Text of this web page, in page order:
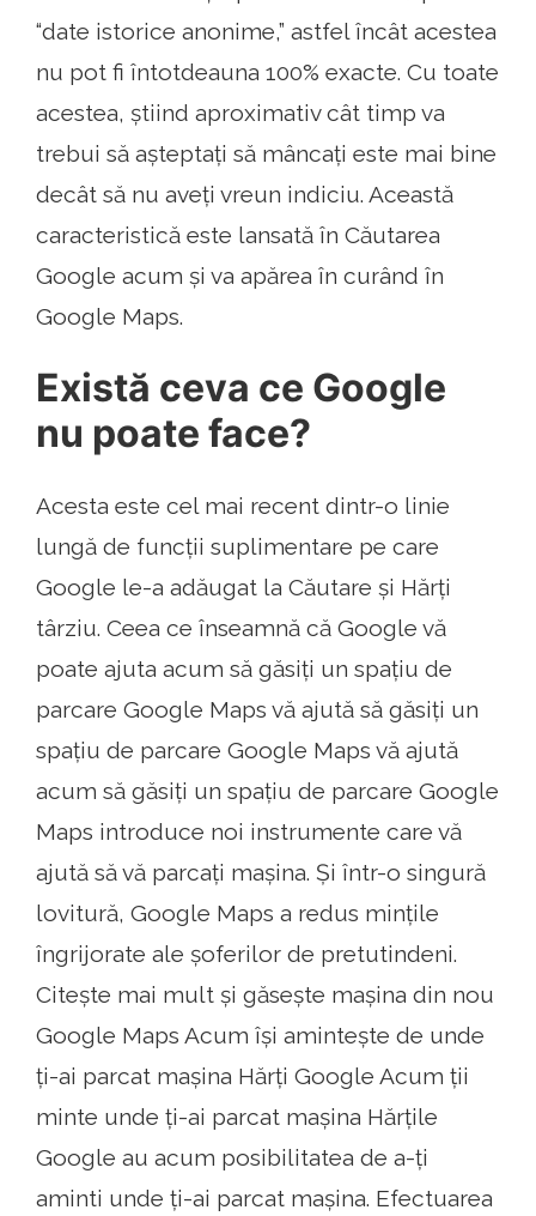
“date istorice anonime,” astfel încât acestea
nu pot fi întotdeauna 100% exacte. Cu toate
acestea, știind aproximativ cât timp va
trebui să așteptați să mâncați este mai bine
decât să nu aveți vreun indiciu. Această
caracteristică este lansată în Căutarea
Google acum și va apărea în curând în
Google Maps.
Există ceva ce Google
nu poate face?
Acesta este cel mai recent dintr-o linie
lungă de funcții suplimentare pe care
Google le-a adăugat la Căutare și Hărți
târziu. Ceea ce înseamnă că Google vă
poate ajuta acum să găsiți un spațiu de
parcare Google Maps vă ajută să găsiți un
spațiu de parcare Google Maps vă ajută
acum să găsiți un spațiu de parcare Google
Maps introduce noi instrumente care vă
ajută să vă parcați mașina. Și într-o singură
lovitură, Google Maps a redus mințile
îngrijorate ale șoferilor de pretutindeni.
Citește mai mult și găsește mașina din nou
Google Maps Acum își amintește de unde
ți-ai parcat mașina Hărți Google Acum ții
minte unde ți-ai parcat mașina Hărțile
Google au acum posibilitatea de a-ți
aminti unde ți-ai parcat mașina. Efectuarea